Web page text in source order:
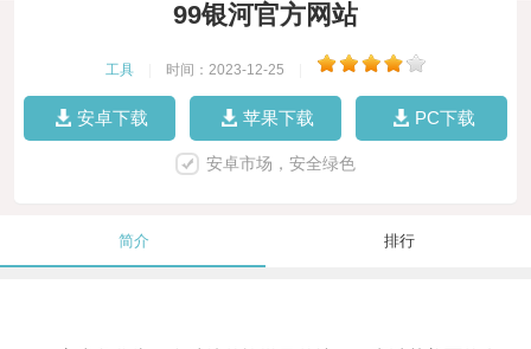
99银河官方网站
工具 时间：2023-12-25
安卓下载 苹果下载 PC下载
安卓市场，安全绿色
简介 排行